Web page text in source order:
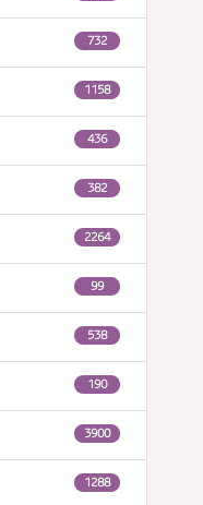
732
1158
436
382
2264
99
538
190
3900
1288